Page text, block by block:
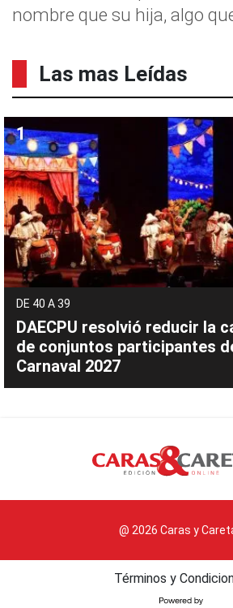
nombre que su hija, algo
Las mas Leídas
DE 40 A 39
DAECPU resolvió reducir la
de conjuntos participantes
Carnaval 2027
@ 2026 Caras y
Términos y